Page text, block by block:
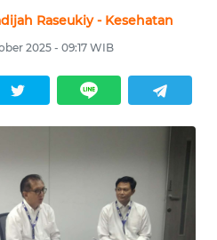
Raseukiy - Kesehatan
2025 - 09:17 WIB